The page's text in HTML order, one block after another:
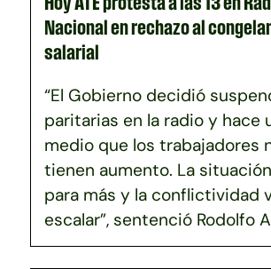
Nacional en rechazo al
salarial
“El Gobierno decidió
paritarias en la radio y hace
medio que los trabajadores
tienen aumento. La
para más y la conflictividad
escalar”, sentenció Rodolfo